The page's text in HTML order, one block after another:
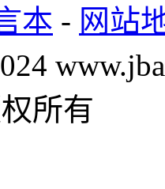
本 - 网站
所有